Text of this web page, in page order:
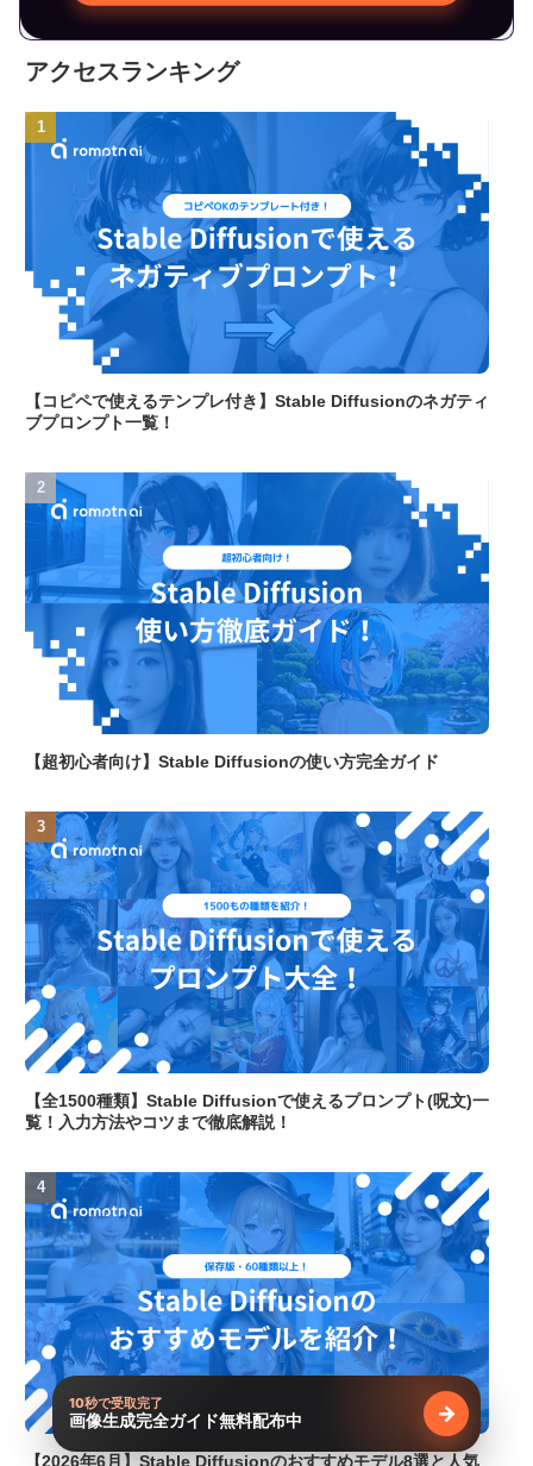
アクセスランキング
【コピペで使えるテンプレ付き】Stable Diffusionのネガティ
ブプロンプト一覧！
【超初心者向け】Stable Diffusionの使い方完全ガイド
【全1500種類】Stable Diffusionで使えるプロンプト(呪文)一
覧！入力方法やコツまで徹底解説！
【2026年6月】Stable Diffusionのおすすめモデル8選と人気
10秒で受取完了
画像生成完全ガイド無料配布中 無料で受け
→